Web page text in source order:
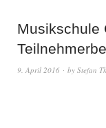
Musikschule
9. April 2016 by Stefan